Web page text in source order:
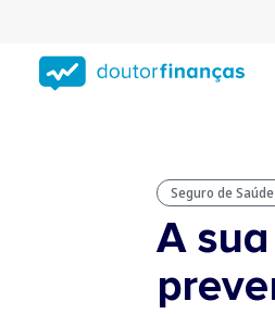
conteúdo
principal
Seguro de Saúde
A